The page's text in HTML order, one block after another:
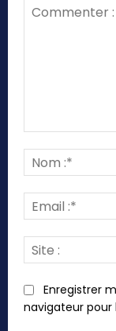
Enregistrer
navigateur